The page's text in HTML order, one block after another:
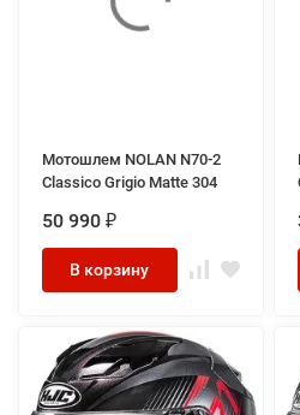
Мотошлем NOLAN N70-2
Classico Grigio Matte 304
50 990 ₽
В корзину